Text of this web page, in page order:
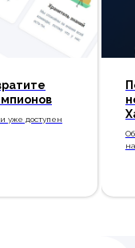
уже доступен